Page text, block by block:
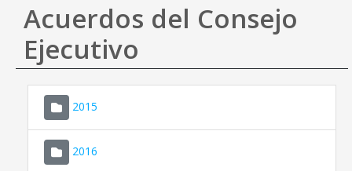
Mapa web
Ayuda
Acuerdos del Consejo
Ejecutivo
2015
2016